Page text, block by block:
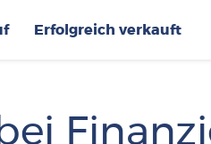
Erfolgreich verkauft